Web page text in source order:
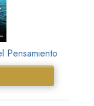
Pensamiento